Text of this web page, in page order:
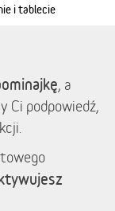
i tablecie
, a
Ci podpowiedź,